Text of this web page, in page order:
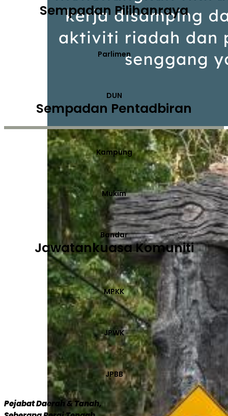
Sempadan Pilihanraya
Parlimen
DUN
Sempadan Pentadbiran
Kampung
Mukim
Bandar
Jawatankuasa Komuniti
MPKK
JPWK
JPBB
Pejabat Daerah & Tanah,